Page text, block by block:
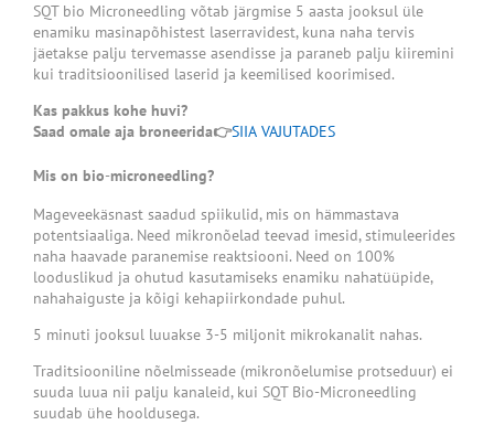
SQT bio Microneedling võtab järgmise 5 aasta jooksul üle
enamiku masinapõhistest laserravidest, kuna naha tervis
jäetakse palju tervemasse asendisse ja paraneb palju kiiremini
kui traditsioonilised laserid ja keemilised koorimised.
Kas pakkus kohe huvi?
Saad omale aja broneerida👉SIIA VAJUTADES
Mis on bio-microneedling?
Mageveekäsnast saadud spiikulid, mis on hämmastava
potentsiaaliga. Need mikronõelad teevad imesid, stimuleerides
naha haavade paranemise reaktsiooni. Need on 100%
looduslikud ja ohutud kasutamiseks enamiku nahatüüpide,
nahahaiguste ja kõigi kehapiirkondade puhul.
5 minuti jooksul luuakse 3-5 miljonit mikrokanalit nahas.
Traditsiooniline nõelmisseade (mikronõelumise protseduur) ei
suuda luua nii palju kanaleid, kui SQT Bio-Microneedling
suudab ühe hooldusega.